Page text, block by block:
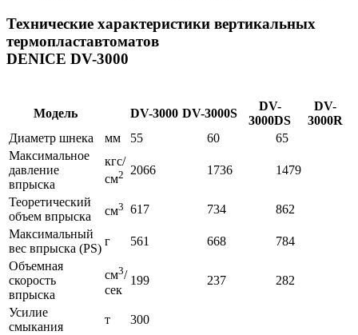
Технические характеристики вертикальных
термопластавтоматов
DENICE DV-3000
Модель DV-3000 DV-3000S
DV-
3000DS
DV-
3000R
Диаметр шнека
мм 55 60
65
Максимальное
давление
впрыска
кгс/
см2 2066 1736 1479
Теоретический
объем впрыска
см3 617 734
862
Максимальный
вес впрыска (PS)
г 561 668
784
Объемная
скорость
впрыска
см3/
сек
199 237 282
Усилие
смыкания
т
300